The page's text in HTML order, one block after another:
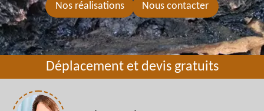
Nos réalisations Nous contacter
Déplacement et devis gratuits